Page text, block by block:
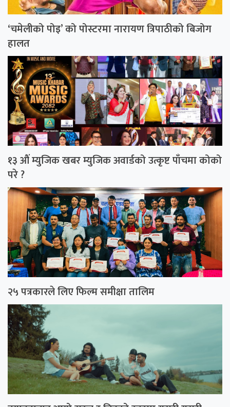
‘चमेलीको पोइ’ को पोस्टरमा नारायण त्रिपाठीको बिजोग
हालत
१३ औं म्युजिक खबर म्युजिक अवार्डको उत्कृष्ट पाँचमा कोको
परे ?
२५ पत्रकारले लिए फिल्म समीक्षा तालिम